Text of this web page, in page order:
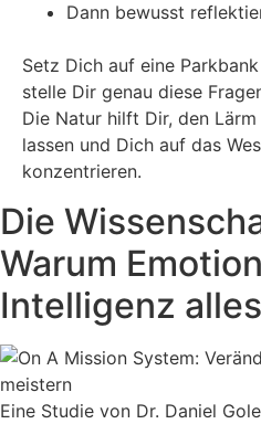
Dann bewusst
Setz Dich auf eine
stelle Dir genau diese
Die Natur hilft Dir, den
lassen und Dich auf das
konzentrieren.
Die
Warum
Intelligenz
Eine Studie von Dr. Daniel